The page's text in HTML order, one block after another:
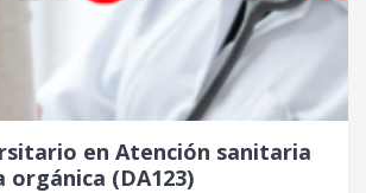
en Atención sanitaria
(DA123)